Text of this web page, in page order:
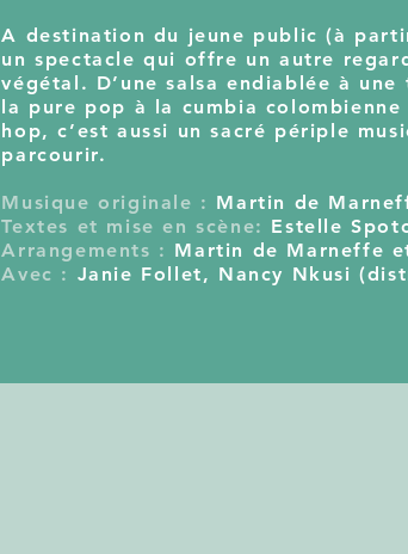
A destination du jeune public (à
un spectacle qui offre un autre
végétal. D’une salsa endiablée à
la pure pop à la cumbia
hop, c’est aussi un sacré périple
parcourir.
Musique originale : Martin de
Textes et mise en scène: Estelle
Arrangements : Martin de Marneffe
Avec : Janie Follet, Nancy Nkusi